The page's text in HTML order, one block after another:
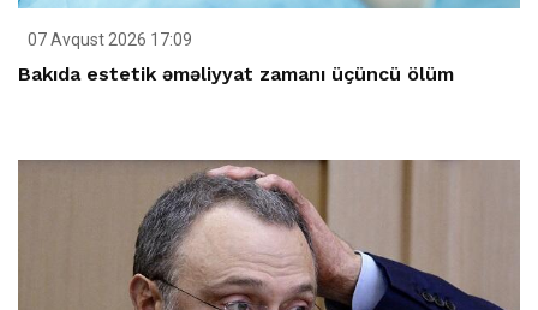
07 Avqust 2026 17:09
Bakıda estetik əməliyyat zamanı üçüncü ölüm